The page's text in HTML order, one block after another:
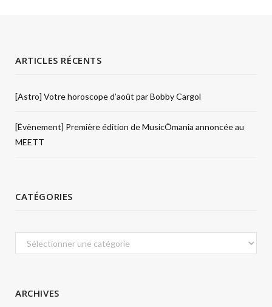
ARTICLES RÉCENTS
[Astro] Votre horoscope d’août par Bobby Cargol
[Évènement] Première édition de MusicÔmania annoncée au
MEETT
CATÉGORIES
Catégories
ARCHIVES